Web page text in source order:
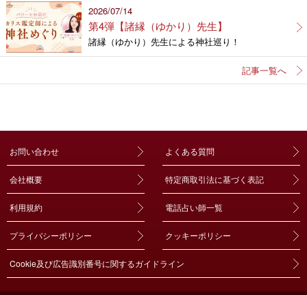
2026/07/14
第4弾【諸縁（ゆかり）先生】
諸縁（ゆかり）先生による神社巡り！
記事一覧へ
お問い合わせ よくある質問
会社概要 特定商取引法に基づく表記
利用規約 電話占い師一覧
プライバシーポリシー クッキーポリシー
Cookie及び広告識別番号に関するガイドライン